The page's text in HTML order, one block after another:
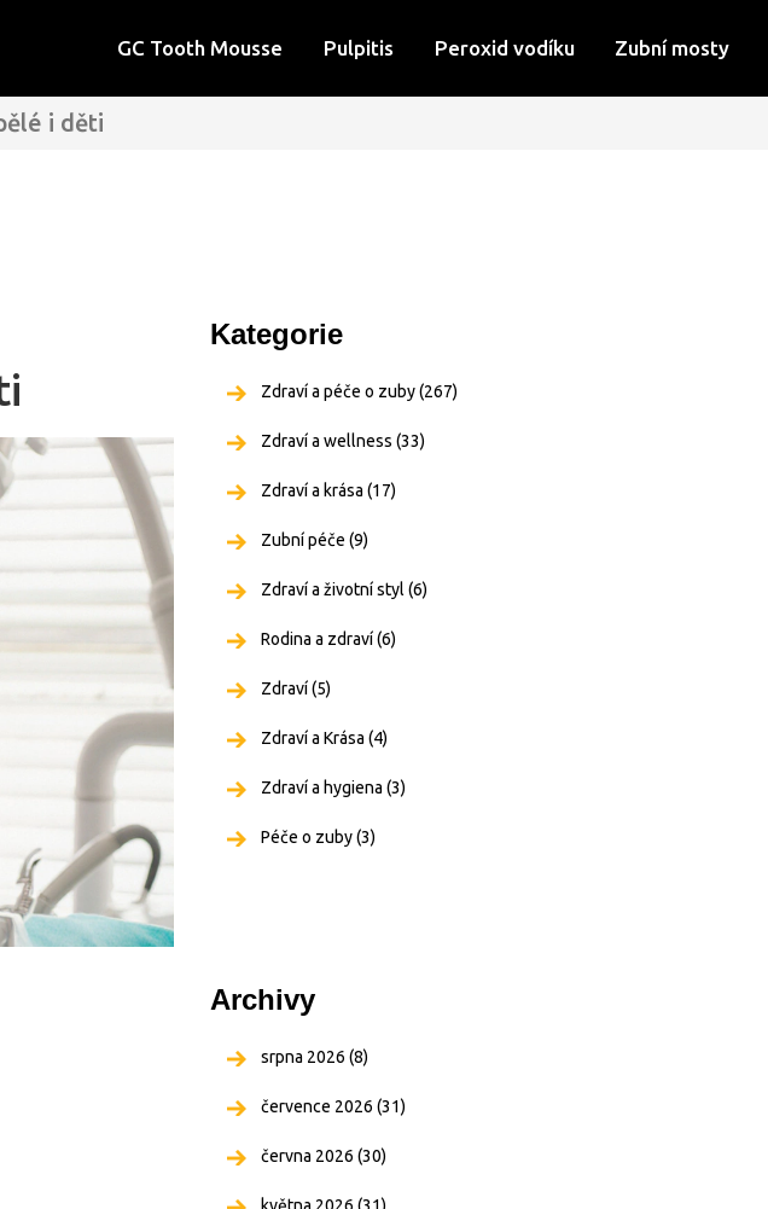
GC Tooth Mousse Pulpitis Peroxid vodíku Zubní mosty
i děti
Kategorie
Zdraví a péče o zuby(267)
Zdraví a wellness (33)
Zdraví a krása (17)
Zubní péče (9)
Zdraví a životní styl (6)
Rodina a zdraví(6)
Zdraví(5)
Zdraví a Krása (4)
Zdraví a hygiena (3)
Péče o zuby(3)
Archivy
srpna 2026 (8)
července 2026 (31)
června 2026 (30)